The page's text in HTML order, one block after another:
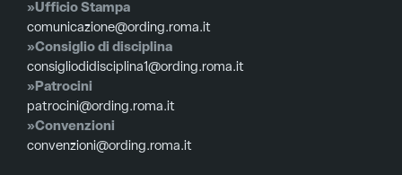
»Ufficio Stampa
comunicazione@ording.roma.it
»Consiglio di disciplina
consigliodidisciplina1@ording.roma.it
»Patrocini
patrocini@ording.roma.it
»Convenzioni
convenzioni@ording.roma.it